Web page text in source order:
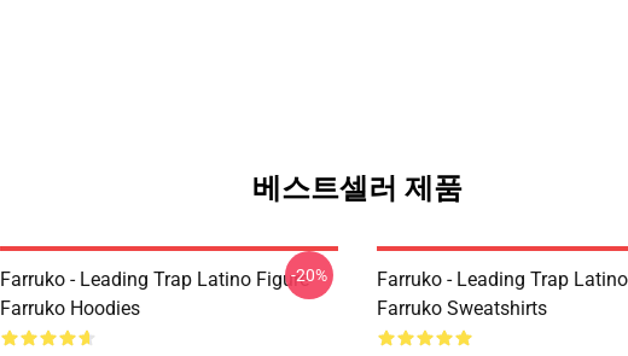
베스트셀러 제품
Farruko - Leading Trap Latino Figure
Farruko Hoodies
-20%
Farruko - Leading Trap
Farruko Sweatshirts